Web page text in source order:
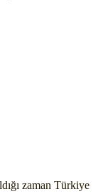
zaman Türkiye